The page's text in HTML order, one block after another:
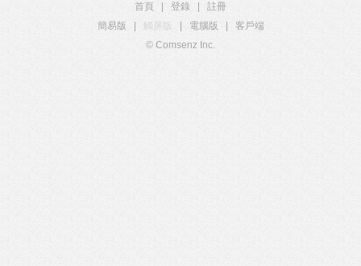
首頁 登錄
註冊
簡易版
觸屏版 電腦版
客戶端
© Comsenz Inc.